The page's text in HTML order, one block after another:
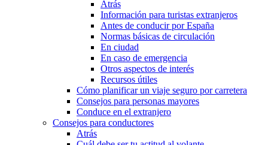
Atrás
Información para turistas extranjeros
Antes de conducir por España
Normas básicas de circulación
En ciudad
En caso de emergencia
Otros aspectos de interés
Recursos útiles
Cómo planificar un viaje seguro por carretera
Consejos para personas mayores
Conduce en el extranjero
Consejos para conductores
Atrás